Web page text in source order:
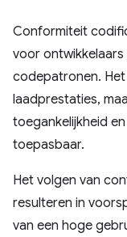
Conformiteit
voor
codepatronen.
laadprestaties,
toegankelijkheid
toepasbaar.
Het volgen van
resulteren in
van een hoge